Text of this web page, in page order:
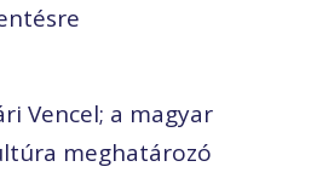
Vencel; a magyar
meghatározó